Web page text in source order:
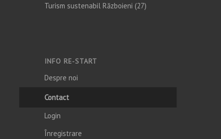
Turism sustenabil Războieni (27)
INFO RE-START
Despre noi
Contact
Login
Înregistrare